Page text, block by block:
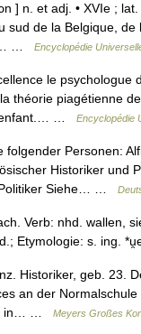
] n. et adj. • XVIe ;
sud de la Belgique,
…
Encyclopédie
le psychologue
théorie piagétienne
…
Encyclopédie
Personen:
Historiker und
Politiker Siehe… …
Verb: nhd. wallen,
Etymologie: s. ing.
Historiker, geb. 23.
an der
in… …
Meyers Großes